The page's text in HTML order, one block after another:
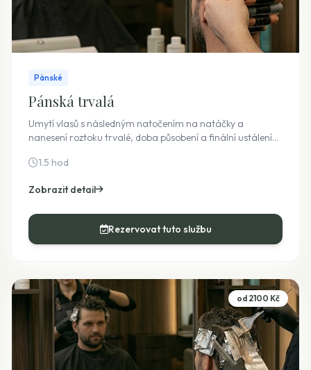
Pánské
Pánská trvalá
Umytí vlasů s následným natočením na natáčky a
nanesení roztoku trvalé, doba působení a finální ustálení
využití doplňkových služeb, jako je například styling.
1.5 hod
Zobrazit detail
Rezervovat tuto službu
od 2100 Kč